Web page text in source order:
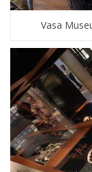
Vasa